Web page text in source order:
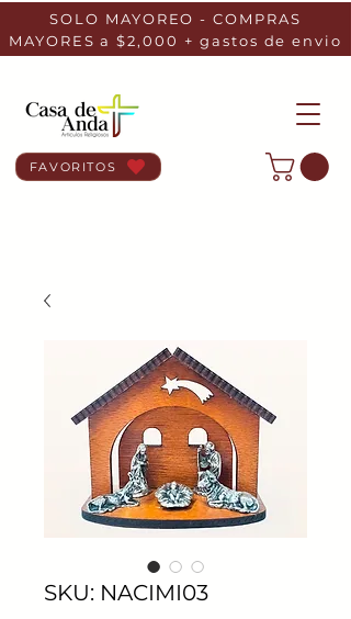
SOLO MAYOREO - COMPRAS
MAYORES a $2,000 + gastos de envio
FAVORITOS
SKU: NACIMI03